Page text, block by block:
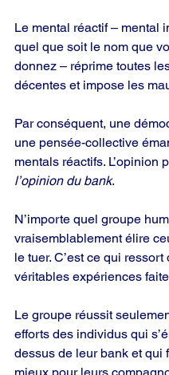
Le mental réactif – mental
quel que soit le nom que
donnez – réprime toutes
décentes et impose les
Par conséquent, une
une pensée-collective
mentals réactifs. L’opinion
l’opinion du bank.
N’importe quel groupe
vraisemblablement élire
le tuer. C’est ce qui ressort
véritables expériences
Le groupe réussit
efforts des individus qui
dessus de leur bank et qui